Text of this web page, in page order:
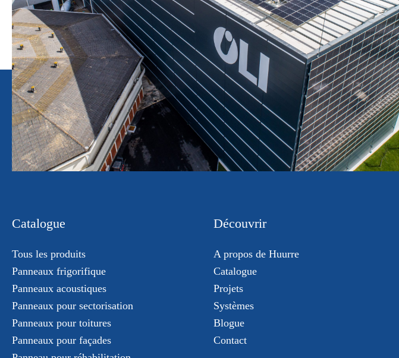
Catalogue
Tous les produits
Panneaux frigorifique
Panneaux acoustiques
Panneaux pour sectorisation
Panneaux pour toitures
Panneaux pour façades
Découvrir
A propos de Huurre
Catalogue
Projets
Systèmes
Blogue
Contact